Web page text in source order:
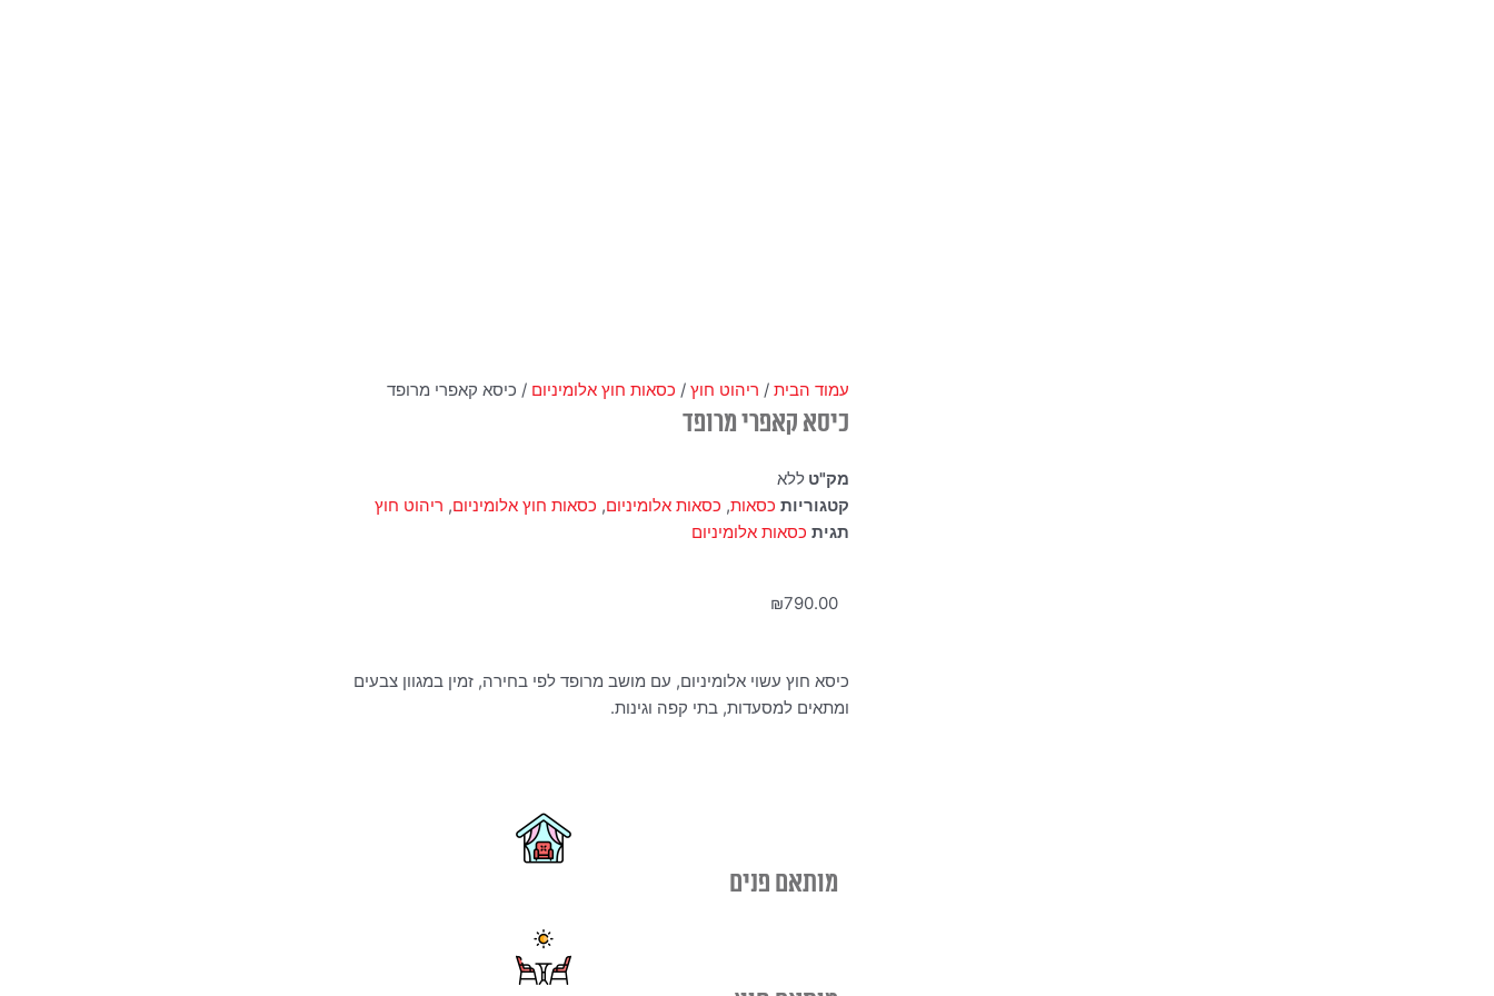
עמוד הבית / ריהוט חוץ / כסאות חוץ אלומיניום / כיסא קאפרי מרופד
כיסא קאפרי מרופד
מק"ט ללא
קטגוריות כסאות, כסאות אלומיניום, כסאות חוץ אלומיניום, ריהוט חוץ
תגית כסאות אלומיניום
₪790.00
כיסא חוץ עשוי אלומיניום, עם מושב מרופד לפי בחירה, זמין במגוון צבעים
ומתאים למסעדות, בתי קפה וגינות.
מותאם פנים